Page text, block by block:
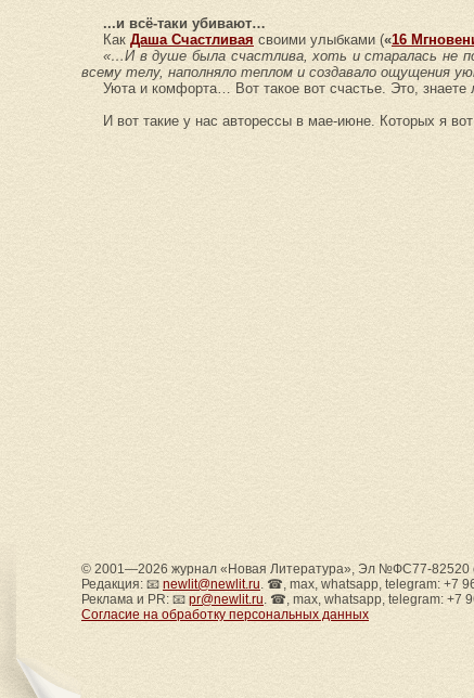
...и всё-таки убивают…
Как Даша Счастливая своими улыбками («16
«…И в душе была счастлива, хоть и старалась не
всему телу, наполняло теплом и создавало ощущения
Уюта и комфорта… Вот такое вот счастье. Это,
И вот такие у нас авторессы в мае-июне. Которых я
© 2001—2026 журнал «Новая Литература», Эл №ФС77-82520
Редакция: 📧 newlit@newlit.ru. ☎, max, whatsapp, telegram: +7
Реклама и PR: 📧 pr@newlit.ru. ☎, max, whatsapp, telegram: +7
Согласие на обработку персональных данных